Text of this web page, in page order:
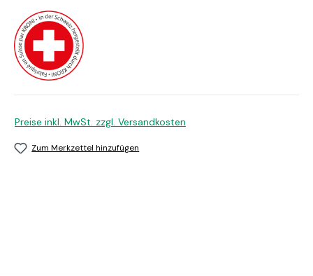
Preise inkl. MwSt. zzgl. Versandkosten
Zum Merkzettel hinzufügen